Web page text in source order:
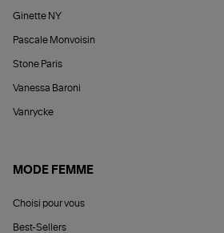
Ginette NY
Pascale Monvoisin
Stone Paris
Vanessa Baroni
Vanrycke
MODE FEMME
Choisi pour vous
Best-Sellers